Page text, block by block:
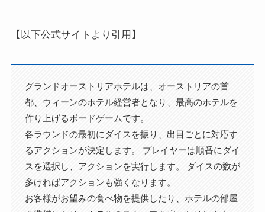
【以下公式サイトより引用】
グランドオーストリアホテルは、オーストリアの首
都、ウィーンのホテル経営者となり、最高のホテルを
作り上げるボードゲームです。
各ラウンドの最初にダイスを振り、出目ごとに対応す
るアクションが決定します。 プレイヤーは順番にダイ
スを選択し、アクションを実行します。 ダイスの数が
多ければアクションも強くなります。
お客様がお望みの食べ物を提供したり、ホテルの部屋